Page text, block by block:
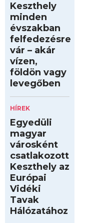
Keszthely
minden
évszakban
felfedezésre
vár – akár
vízen,
földön vagy
levegőben
HÍREK
Egyedüli
magyar
városként
csatlakozott
Keszthely az
Európai
Vidéki
Tavak
Hálózatához